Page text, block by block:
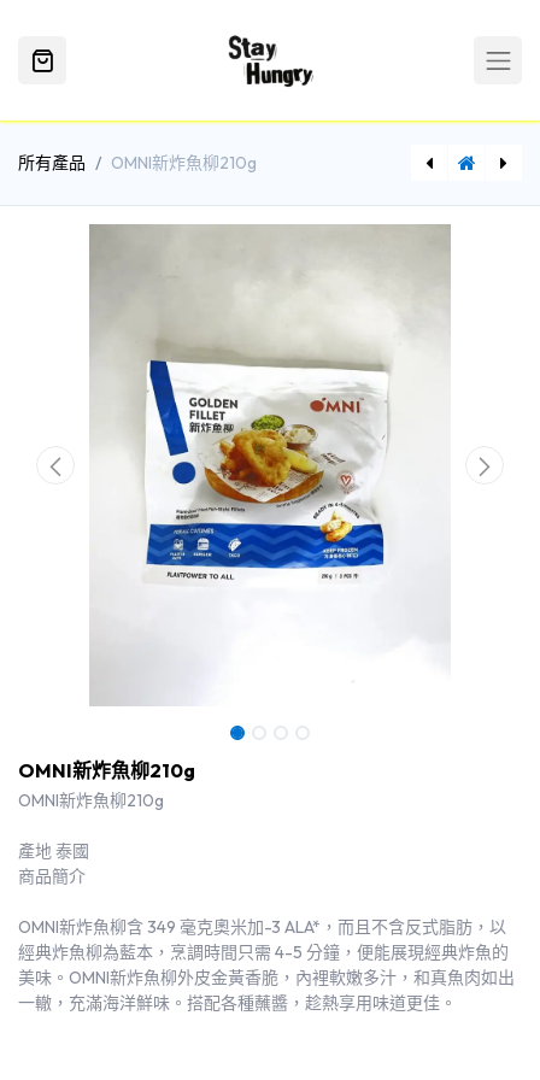
所有產品 OMNI新炸魚柳210g
OMNI新炸魚柳210g
OMNI新炸魚柳210g
產地 泰國
商品簡介
OMNI新炸魚柳含 349 毫克奧米加-3 ALA*，而且不含反式脂肪，以
經典炸魚柳為藍本，烹調時間只需 4-5 分鐘，便能展現經典炸魚的
美味。OMNI新炸魚柳外皮金黃香脆，內裡軟嫩多汁，和真魚肉如出
一轍，充滿海洋鮮味。搭配各種蘸醬，趁熱享用味道更佳。